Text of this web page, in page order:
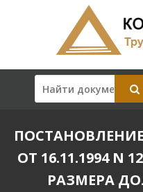
ОТ 16.11.1994 N
РАЗМЕРА